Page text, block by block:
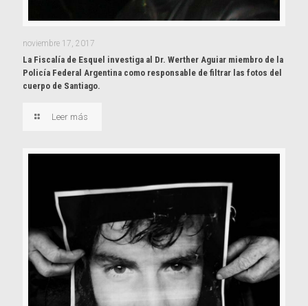
noviembre 17, 2017
La Fiscalía de Esquel investiga al Dr. Werther Aguiar miembro de la
Policía Federal Argentina como responsable de filtrar las fotos del
cuerpo de Santiago.
Leer más